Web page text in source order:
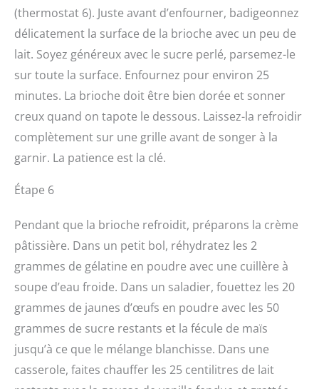
(thermostat 6). Juste avant d’enfourner, badigeonnez
délicatement la surface de la brioche avec un peu de
lait. Soyez généreux avec le sucre perlé, parsemez-le
sur toute la surface. Enfournez pour environ 25
minutes. La brioche doit être bien dorée et sonner
creux quand on tapote le dessous. Laissez-la refroidir
complètement sur une grille avant de songer à la
garnir. La patience est la clé.
Étape 6
Pendant que la brioche refroidit, préparons la crème
pâtissière. Dans un petit bol, réhydratez les 2
grammes de gélatine en poudre avec une cuillère à
soupe d’eau froide. Dans un saladier, fouettez les 20
grammes de jaunes d’œufs en poudre avec les 50
grammes de sucre restants et la fécule de maïs
jusqu’à ce que le mélange blanchisse. Dans une
casserole, faites chauffer les 25 centilitres de lait